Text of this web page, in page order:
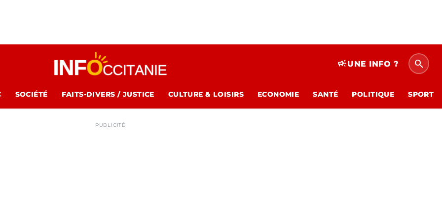
campaignUNE INFO ? search
SOCIÉTÉ FAITS-DIVERS / JUSTICE CULTURE & LOISIRS ECONOMIE SANTÉ POLITIQUE SPORT
PUBLICITÉ